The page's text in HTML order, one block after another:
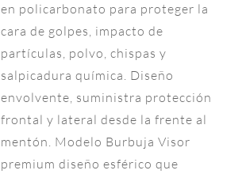
en policarbonato para proteger la
cara de golpes, impacto de
partículas, polvo, chispas y
salpicadura química. Diseño
envolvente, suministra protección
frontal y lateral desde la frente al
mentón. Modelo Burbuja Visor
premium diseño esférico que